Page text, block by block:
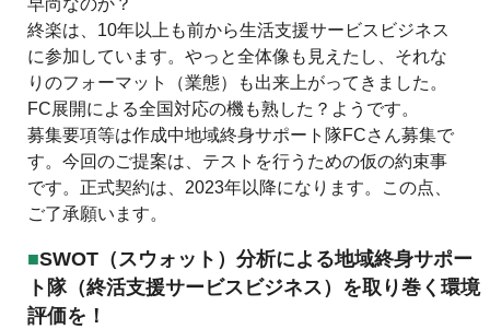
早尚なのか？
終楽は、10年以上も前から生活支援サービスビジネス
に参加しています。やっと全体像も見えたし、それな
りのフォーマット（業態）も出来上がってきました。
FC展開による全国対応の機も熟した？ようです。
募集要項等は作成中地域終身サポート隊FCさん募集で
す。今回のご提案は、テストを行うための仮の約束事
です。正式契約は、2023年以降になります。この点、
ご了承願います。
SWOT（スウォット）分析による地域終身サポー
ト隊（終活支援サービスビジネス）を取り巻く環境
評価を！